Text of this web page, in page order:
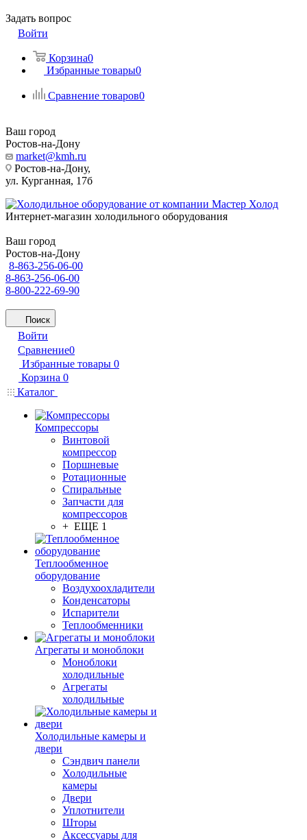
Задать вопрос
Войти
Корзина0
Избранные товары0
Сравнение товаров0
Ваш город
Ростов-на-Дону
market@kmh.ru
Ростов-на-Дону,
ул. Курганная, 17б
Интернет-магазин холодильного оборудования
Ваш город
Ростов-на-Дону
8-863-256-06-00
8-863-256-06-00
8-800-222-69-90
Поиск
Войти
Сравнение0
Избранные товары 0
Корзина 0
Каталог
Компрессоры
Винтовой
компрессор
Поршневые
Ротационные
Спиральные
Запчасти для
компрессоров
+ ЕЩЕ 1
Теплообменное
оборудование
Воздухоохладители
Конденсаторы
Испарители
Теплообменники
Агрегаты и моноблоки
Моноблоки
холодильные
Агрегаты
холодильные
Холодильные камеры и
двери
Сэндвич панели
Холодильные
камеры
Двери
Уплотнители
Шторы
Аксессуары для